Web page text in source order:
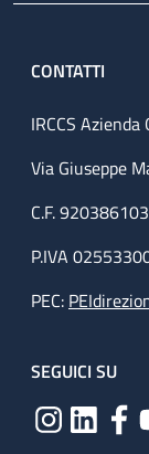
CONTATTI
IRCCS
Via Giuseppe
C.F.
P.IVA
PEC:
SEGUICI SU